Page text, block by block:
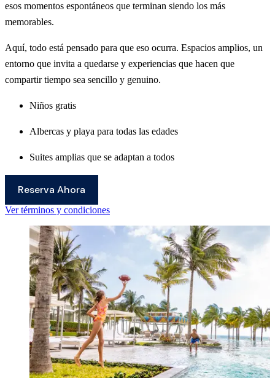
esos momentos espontáneos que terminan siendo los más
memorables.
Aquí, todo está pensado para que eso ocurra. Espacios amplios, un
entorno que invita a quedarse y experiencias que hacen que
compartir tiempo sea sencillo y genuino.
Niños gratis
Albercas y playa para todas las edades
Suites amplias que se adaptan a todos
Reserva Ahora
Ver términos y condiciones